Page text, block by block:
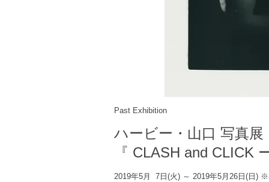
Past Exhibition
ハービー・山口 写真展
『 CLASH and CLICK
2019年5月 7日(火) ～ 2019年5月26日(日) ※